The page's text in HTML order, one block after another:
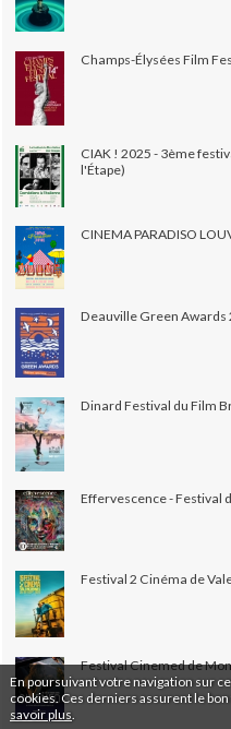
En poursuivant votre navigation sur
cookies. Ces derniers assurent le
savoir plus
Champs-Élysées Film
CIAK ! 2025 - 3ème
l'Étape)
CINEMA PARADISO
Deauville Green Awards
Dinard Festival du Film
Effervescence - Festival
Festival 2 Cinéma de
Festival Cinemed de